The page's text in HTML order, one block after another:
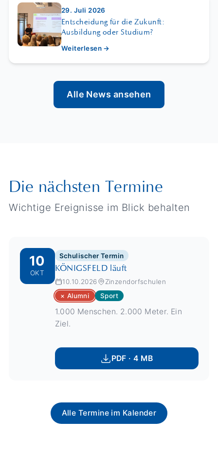
29. Juli 2026
Entscheidung für die Zukunft:
Ausbildung oder Studium?
Weiterlesen →
Alle News ansehen
Die nächsten Termine
Wichtige Ereignisse im Blick behalten
10
OKT
Schulischer Termin
KÖNIGSFELD läuft
10.10.2026
Zinzendorfschulen
× Alumni
Sport
1.000 Menschen. 2.000 Meter. Ein
Ziel.
PDF · 4 MB
Alle Termine im Kalender